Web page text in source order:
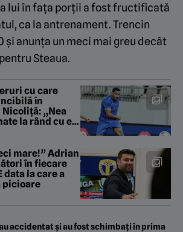
lui în fața porții a fost fructificată
ca la antrenament. Trencin
și anunța un meci mai greu decât
Steaua.
cu care
în
„Nea
la rând cu ei
mare!” Adrian
în fiecare
data la care a
picioare
accidentat și au fost schimbați în prima